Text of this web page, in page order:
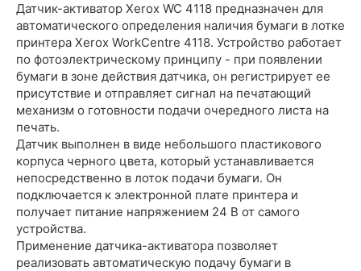
Датчик-активатор Xerox WC 4118 предназначен для
автоматического определения наличия бумаги в лотке
принтера Xerox WorkCentre 4118. Устройство работает
по фотоэлектрическому принципу - при появлении
бумаги в зоне действия датчика, он регистрирует ее
присутствие и отправляет сигнал на печатающий
механизм о готовности подачи очередного листа на
печать.
Датчик выполнен в виде небольшого пластикового
корпуса черного цвета, который устанавливается
непосредственно в лоток подачи бумаги. Он
подключается к электронной плате принтера и
получает питание напряжением 24 В от самого
устройства.
Применение датчика-активатора позволяет
реализовать автоматическую подачу бумаги в